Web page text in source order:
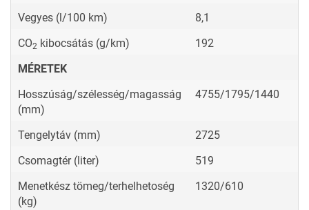
Vegyes (l/100 km)
8,1
CO2 kibocsátás (g/km)
192
MÉRETEK
Hosszúság/szélesség/magasság
(mm)
4755/1795/1440
Tengelytáv (mm)
2725
Csomagtér (liter)
519
Menetkész tömeg/terhelhetoség
(kg)
1320/610